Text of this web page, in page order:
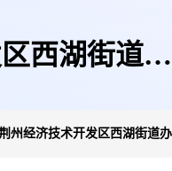
西湖街道办
州经济技术开发区西湖街道